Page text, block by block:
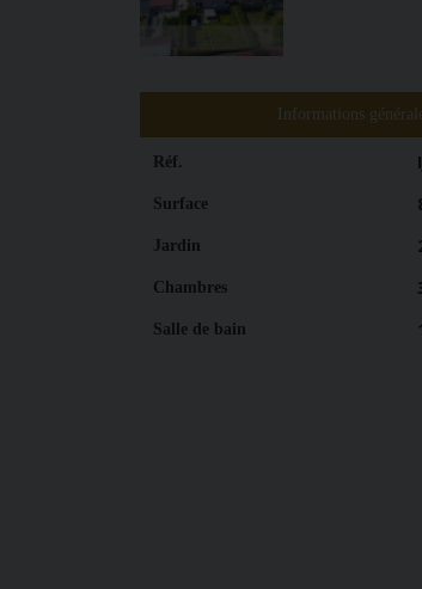
Informations
Réf.
Surface
Jardin
Chambres
Salle de bain